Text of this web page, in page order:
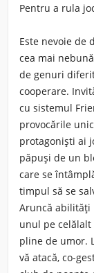
Pentru a rula
Este nevoie de
cea mai
de genuri
cooperare.
cu sistemul
provocările
protagoniști ai
păpuși de un
care se
timpul să se
Aruncă abilități
unul pe
pline de umor.
vă atacă, co-